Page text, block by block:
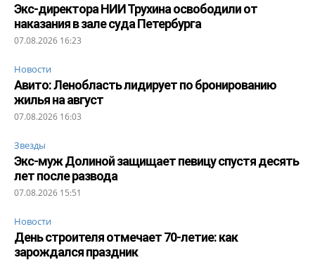
Экс-директора НИИ Трухина освободили от
наказания в зале суда Петербурга
07.08.2026 16:23
Новости
Авито: Ленобласть лидирует по бронированию
жилья на август
07.08.2026 16:03
Звезды
Экс-муж Долиной защищает певицу спустя десять
лет после развода
07.08.2026 15:51
Новости
День строителя отмечает 70-летие: как
зарождался праздник